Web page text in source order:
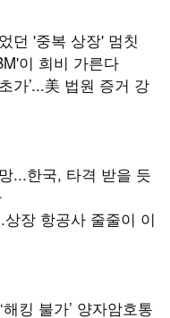
던 '중복 상장' 멈칫
이 희비 가른다
가’...美 법원 증거 강
...한국, 타격 받을 듯
장 항공사 줄줄이 이
킹 불가’ 양자암호통